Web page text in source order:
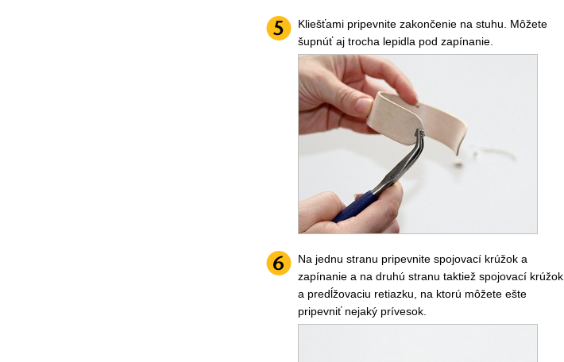
Kliešťami pripevnite zakončenie na stuhu. Môžete
šupnúť aj trocha lepidla pod zapínanie.
Na jednu stranu pripevnite spojovací krúžok a
zapínanie a na druhú stranu taktiež spojovací krúžok
a predĺžovaciu retiazku, na ktorú môžete ešte
pripevniť nejaký prívesok.